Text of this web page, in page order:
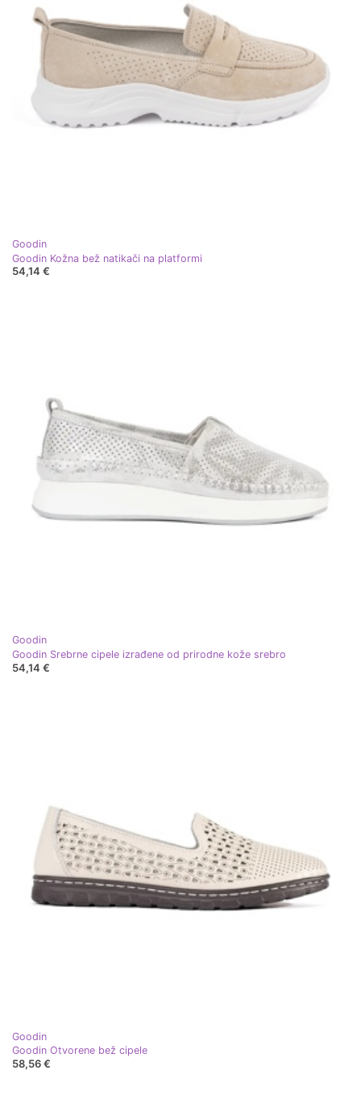
Goodin
Goodin Kožna bež natikači na platformi
54,14 €
Goodin
Goodin Srebrne cipele izrađene od prirodne kože srebro
54,14 €
Goodin
Goodin Otvorene bež cipele
58,56 €